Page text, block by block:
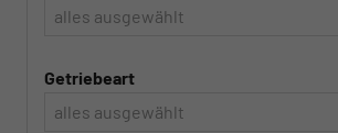
alles ausgewählt
Getriebeart
alles ausgewählt